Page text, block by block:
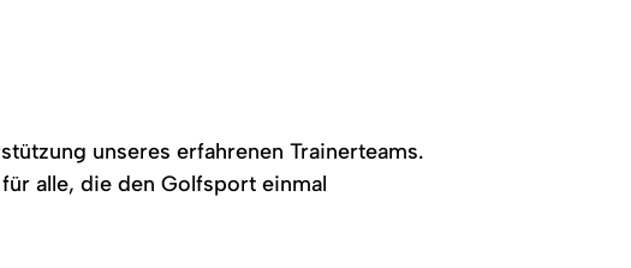
unseres erfahrenen Trainerteams.
alle, die den Golfsport einmal